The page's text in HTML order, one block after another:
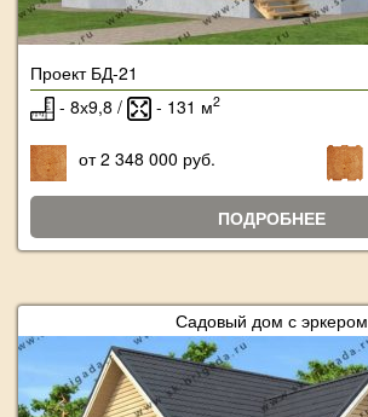
Проект БД-21
- 8х9,8 /
- 131 м2
от 2 348 000 руб.
ПОДРОБНЕЕ
Садовый дом с эркером